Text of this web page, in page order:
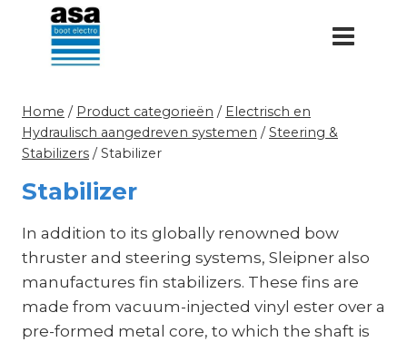
Doorgaan
inhoud
Home / Product categorieën / Electrisch en
Hydraulisch aangedreven systemen / Steering &
Stabilizers / Stabilizer
Stabilizer
In addition to its globally renowned bow
thruster and steering systems, Sleipner also
manufactures fin stabilizers. These fins are
made from vacuum-injected vinyl ester over a
pre-formed metal core, to which the shaft is